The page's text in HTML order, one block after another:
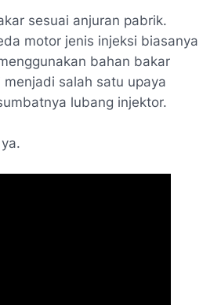
sesuai anjuran pabrik.
motor jenis injeksi biasanya
bahan bakar
salah satu upaya
lubang injektor.